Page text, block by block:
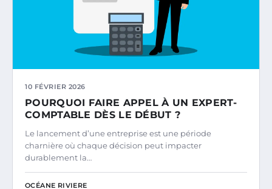
10 FÉVRIER 2026
POURQUOI FAIRE APPEL À UN EXPERT-
COMPTABLE DÈS LE DÉBUT ?
Le lancement d’une entreprise est une période
charnière où chaque décision peut impacter
durablement la…
OCÉANE RIVIERE